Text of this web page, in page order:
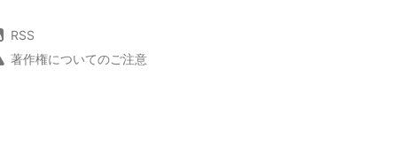
RSS
著作権についてのご注意